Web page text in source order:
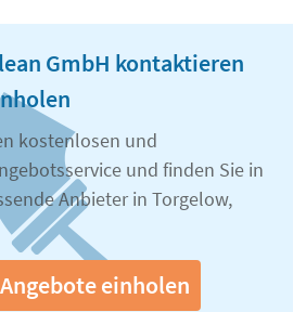
GmbH kontaktieren
kostenlosen und
und finden Sie in
Anbieter in Torgelow,
einholen